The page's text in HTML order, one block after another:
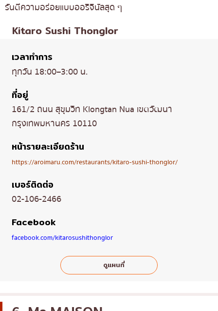
รันตีความอร่อยแบบออริจินัลสุด ๆ
Kitaro Sushi Thonglor
เวลาทำการ
ทุกวัน 18:00–3:00 น.
ที่อยู่
161/2 ถนน สุขุมวิท Klongtan Nua เขตวัฒนา
กรุงเทพมหานคร 10110
หน้ารายละเอียดร้าน
https://aroimaru.com/restaurants/kitaro-sushi-thonglor/
เบอร์ติดต่อ
02-106-2466
Facebook
facebook.com/kitarosushithonglor
ดูแผนที่